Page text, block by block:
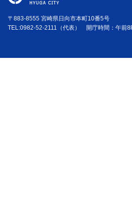
〒883-8555 宮崎県日向市本町10番5号
TEL:0982-52-2111（代表） 開庁時間：午前8